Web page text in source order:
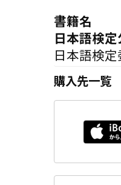
書籍名
日本語検
日本語検
購入先一覧